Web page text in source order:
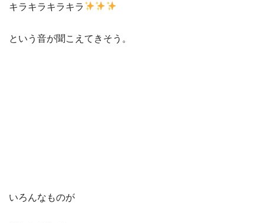
キラキラキラキラ
という音が聞こえてきそう。
いろんなものが